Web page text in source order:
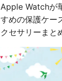
Apple Watchが
すめの保護ケー
クセサリーまと